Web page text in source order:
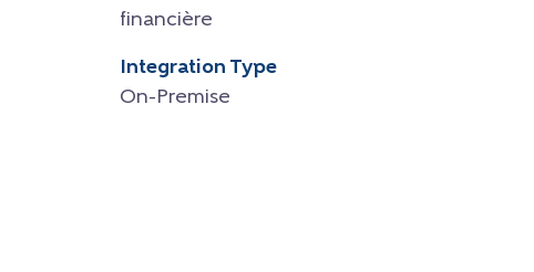
financière
Integration Type
On-Premise